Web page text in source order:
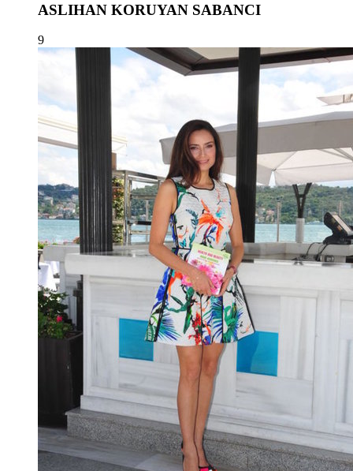
ASLIHAN KORUYAN SABANCI
9